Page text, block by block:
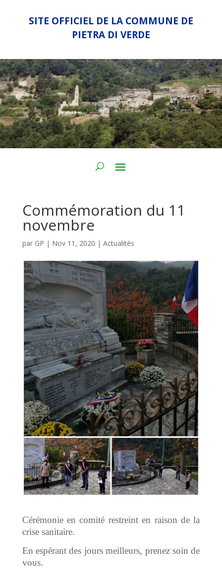
SITE OFFICIEL DE LA COMMUNE DE
PIETRA DI VERDE
Commémoration du 11
novembre
par GP | Nov 11, 2020 | Actualités
Cérémonie en comité restreint en raison de la
crise sanitaire.
En espérant des jours meilleurs, prenez soin de
vous.